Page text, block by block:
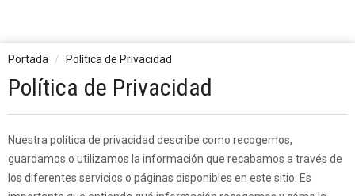
Portada Política de Privacidad
Política de Privacidad
Nuestra política de privacidad describe como recogemos,
guardamos o utilizamos la información que recabamos a través de
los diferentes servicios o páginas disponibles en este sitio. Es